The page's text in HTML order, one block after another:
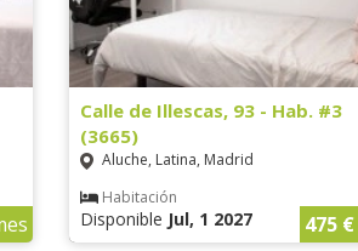
Calle de Illescas, 93 - Hab. #3
(3665)
Aluche, Latina, Madrid
Habitación
Disponible Jul, 1 2027 475 €